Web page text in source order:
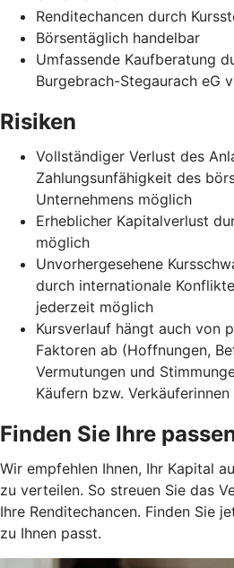
Renditechancen durch
Börsentäglich handelbar
Umfassende Kaufberatung
Burgebrach-Stegaurach eG
Risiken
Vollständiger Verlust des
Zahlungsunfähigkeit des
Unternehmens möglich
Erheblicher Kapitalverlust
möglich
Unvorhergesehene
durch internationale
jederzeit möglich
Kursverlauf hängt auch von
Faktoren ab (Hoffnungen,
Vermutungen und
Käufern bzw.
Finden Sie Ihre
Wir empfehlen Ihnen, Ihr Kapital
zu verteilen. So streuen Sie das
Ihre Renditechancen. Finden Sie
zu Ihnen passt.